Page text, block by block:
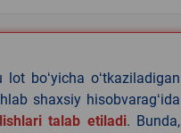
boʻyicha oʻtkaziladigan
shaxsiy hisobvaragʻida
talab etiladi. Bunda,